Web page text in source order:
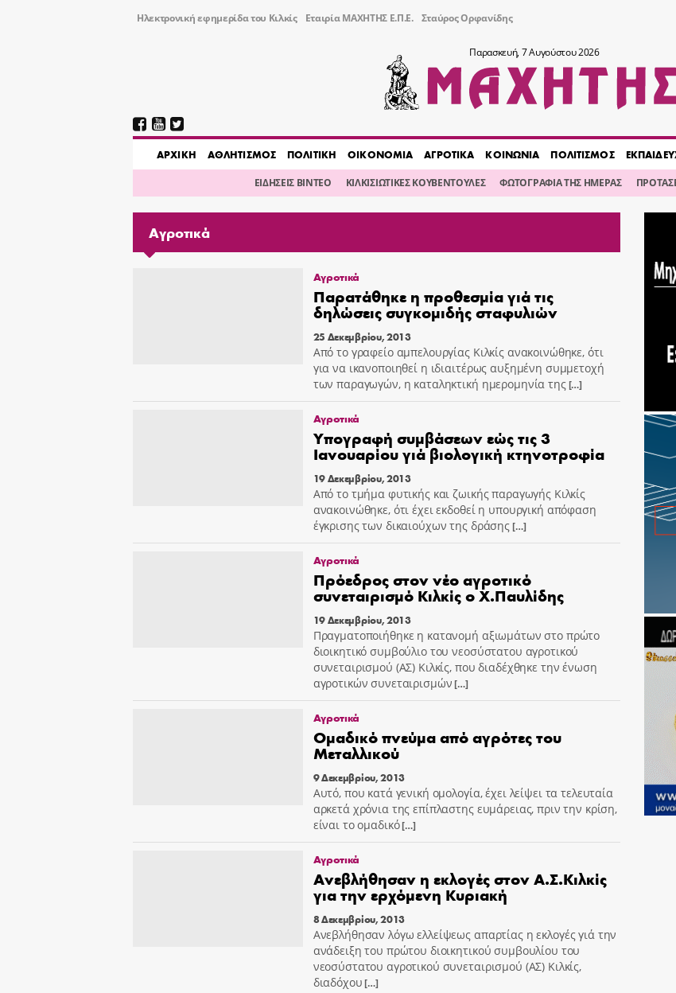
Ηλεκτρονική εφημερίδα του Κιλκίς Εταιρία ΜΑΧΗΤΗΣ Ε.Π.Ε. Σταύρος Ορφανίδης
Παρασκευή, 7 Αυγούστου 2026
AΡΧΙΚΗ ΑΘΛΗΤΙΣΜΟΣ ΠΟΛΙΤΙΚΗ ΟΙΚΟΝΟΜΙΑ ΑΓΡΟΤΙΚΑ ΚΟΙΝΩΝΙΑ ΠΟΛΙΤΙΣΜΟΣ
ΕΙΔΗΣΕΙΣ ΒΙΝΤΕΟ ΚΙΛΚΙΣΙΩΤΙΚΕΣ ΚΟΥΒΕΝΤΟΥΛΕΣ ΦΩΤΟΓΡΑΦΙΑ ΤΗΣ ΗΜΕΡΑΣ
Αγροτικά
Αγροτικά
Παρατάθηκε η προθεσμία γιά τις
δηλώσεις συγκομιδής σταφυλιών
25 Δεκεμβρίου, 2013
Από το γραφείο αμπελουργίας Κιλκίς ανακοινώθηκε, ότι
για να ικανοποιηθεί η ιδιαιτέρως αυξημένη συμμετοχή
των παραγωγών, η καταληκτική ημερομηνία της[…]
Αγροτικά
Υπογραφή συμβάσεων εώς τις 3
Ιανουαρίου γιά βιολογική κτηνοτροφία
19 Δεκεμβρίου, 2013
Από το τμήμα φυτικής και ζωικής παραγωγής Κιλκίς
ανακοινώθηκε, ότι έχει εκδοθεί η υπουργική απόφαση
έγκρισης των δικαιούχων της δράσης[…]
Αγροτικά
Πρόεδρος στον νέο αγροτικό
συνεταιρισμό Κιλκίς ο Χ.Παυλίδης
19 Δεκεμβρίου, 2013
Πραγματοποιήθηκε η κατανομή αξιωμάτων στο πρώτο
διοικητικό συμβούλιο του νεοσύστατου αγροτικού
συνεταιρισμού (ΑΣ) Κιλκίς, που διαδέχθηκε την ένωση
αγροτικών συνεταιρισμών[…]
Αγροτικά
Ομαδικό πνεύμα από αγρότες του
Μεταλλικού
9 Δεκεμβρίου, 2013
Αυτό, που κατά γενική ομολογία, έχει λείψει τα τελευταία
αρκετά χρόνια της επίπλαστης ευμάρειας, πριν την κρίση,
είναι το ομαδικό[…]
Αγροτικά
Ανεβλήθησαν η εκλογές στον Α.Σ.Κιλκίς
για την ερχόμενη Κυριακή
8 Δεκεμβρίου, 2013
Ανεβλήθησαν λόγω ελλείψεως απαρτίας η εκλογές γιά την
ανάδειξη του πρώτου διοικητικού συμβουλίου του
νεοσύστατου αγροτικού συνεταιρισμού (ΑΣ) Κιλκίς,
διαδόχου[…]